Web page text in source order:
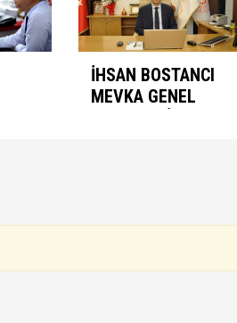
İHSAN BOSTANCI
MEVKA GENEL